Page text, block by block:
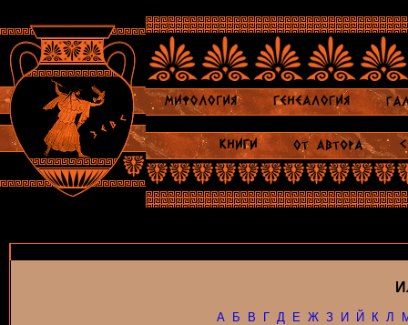
А Б В Г Д Е Ж З И Й К Л